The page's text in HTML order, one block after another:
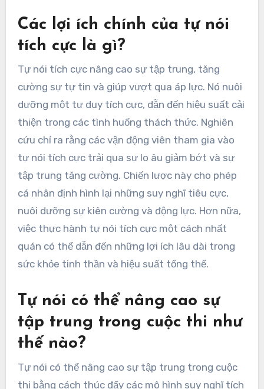
Các lợi ích chính của tự nói
tích cực là gì?
Tự nói tích cực nâng cao sự tập trung, tăng
cường sự tự tin và giúp vượt qua áp lực. Nó nuôi
dưỡng một tư duy tích cực, dẫn đến hiệu suất cải
thiện trong các tình huống thách thức. Nghiên
cứu chỉ ra rằng các vận động viên tham gia vào
tự nói tích cực trải qua sự lo âu giảm bớt và sự
tập trung tăng cường. Chiến lược này cho phép
cá nhân định hình lại những suy nghĩ tiêu cực,
nuôi dưỡng sự kiên cường và động lực. Hơn nữa,
việc thực hành tự nói tích cực một cách nhất
quán có thể dẫn đến những lợi ích lâu dài trong
sức khỏe tinh thần và hiệu suất tổng thể.
Tự nói có thể nâng cao sự
tập trung trong cuộc thi như
thế nào?
Tự nói có thể nâng cao sự tập trung trong cuộc
thi bằng cách thúc đẩy các mô hình suy nghĩ tích